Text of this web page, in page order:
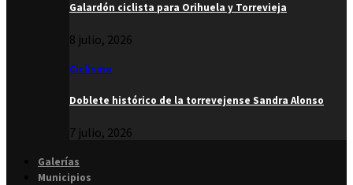
Galardón ciclista para Orihuela y Torrevieja
8 julio, 2026
Ciclismo
Doblete histórico de la torrevejense Sandra Alonso
7 julio, 2026
Galerías
Municipios